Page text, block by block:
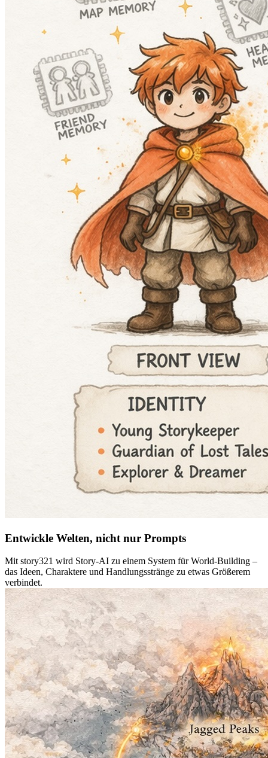
Entwickle Welten, nicht nur Prompts
Mit story321 wird Story-AI zu einem System für World-Building –
das Ideen, Charaktere und Handlungsstränge zu etwas Größerem
verbindet.